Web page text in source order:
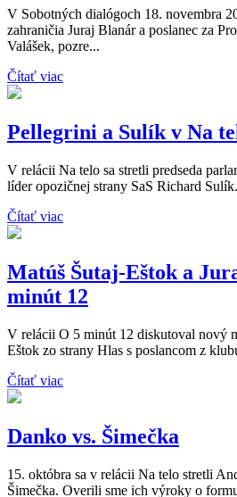
V Sobotných dialógoch 18. novembra
zahraničia Juraj Blanár a poslanec za
Valášek, pozre...
Čítať viac
Pellegrini a Sulík v Na
V relácii Na telo sa stretli predseda
líder opozičnej strany SaS Richard
Čítať viac
Matúš Šutaj-Eštok a
minút 12
V relácii O 5 minút 12 diskutoval nový
Eštok zo strany Hlas s poslancom z
Čítať viac
Danko vs. Šimečka
15. októbra sa v relácii Na telo stretli
Šimečka. Overili sme ich výroky o